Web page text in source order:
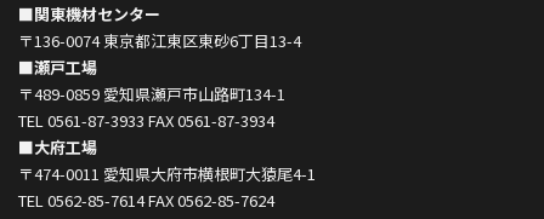
■関東機材センター
〒136-0074 東京都江東区東砂6丁目13-4
■瀬戸工場
〒489-0859 愛知県瀬戸市山路町134-1
TEL 0561-87-3933 FAX 0561-87-3934
■大府工場
〒474-0011 愛知県大府市横根町大猿尾4-1
TEL 0562-85-7614 FAX 0562-85-7624